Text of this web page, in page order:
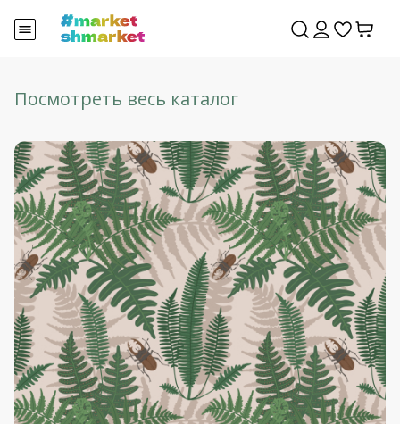
Посмотреть весь каталог